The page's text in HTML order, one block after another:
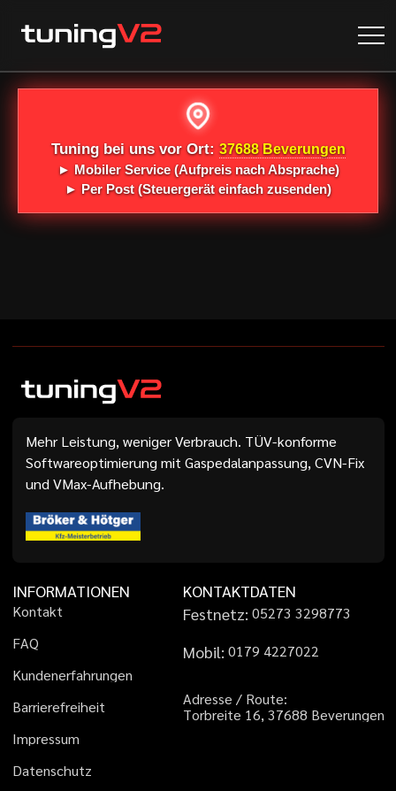
Tuning bei uns vor Ort: 37688 Beverungen
► Mobiler Service(Aufpreis nach Absprache)
►Per Post(Steuergerät einfach zusenden)
Mehr Leistung, weniger Verbrauch. TÜV-konforme
Softwareoptimierung mit Gaspedalanpassung, CVN-Fix
und VMax-Aufhebung.
INFORMATIONEN
Kontakt
FAQ
Kundenerfahrungen
Barrierefreiheit
Impressum
Datenschutz
KONTAKTDATEN
Festnetz: 05273 3298773
Mobil: 01 79 4227022
Adresse / Route:
Torbreite 16, 37688 Beverungen